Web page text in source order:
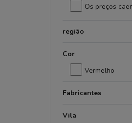
Os preços
região
Cor
Vermelho
Fabricantes
Vila